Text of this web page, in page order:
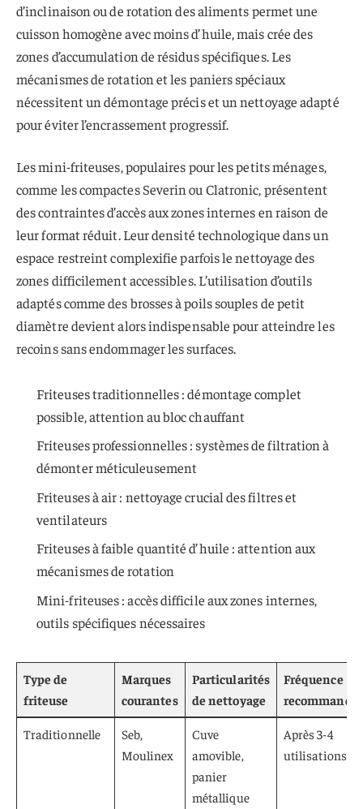
d’inclinaison ou de rotation des aliments permet une
cuisson homogène avec moins d’huile, mais crée des
zones d’accumulation de résidus spécifiques. Les
mécanismes de rotation et les paniers spéciaux
nécessitent un démontage précis et un nettoyage adapté
pour éviter l’encrassement progressif.
Les mini-friteuses, populaires pour les petits ménages,
comme les compactes Severin ou Clatronic, présentent
des contraintes d’accès aux zones internes en raison de
leur format réduit. Leur densité technologique dans un
espace restreint complexifie parfois le nettoyage des
zones difficilement accessibles. L’utilisation d’outils
adaptés comme des brosses à poils souples de petit
diamètre devient alors indispensable pour atteindre les
recoins sans endommager les surfaces.
Friteuses traditionnelles : démontage complet
possible, attention au bloc chauffant
Friteuses professionnelles : systèmes de filtration à
démonter méticuleusement
Friteuses à air : nettoyage crucial des filtres et
ventilateurs
Friteuses à faible quantité d’huile : attention aux
mécanismes de rotation
Mini-friteuses : accès difficile aux zones internes,
outils spécifiques nécessaires
Type de
friteuse
Marques
courantes
Particularités
de nettoyage
Fréquence
Traditionnelle
Seb,
Moulinex
Cuve
amovible,
panier
métallique
Après 3-4
utilisations